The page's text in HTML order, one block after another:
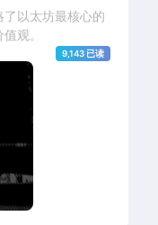
以太坊最核心的
观。
9,143 已读